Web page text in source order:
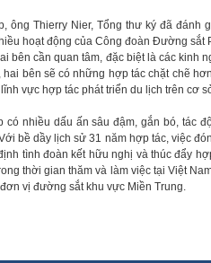
ông Thierry Nier, Tổng thư ký đã đánh
hoạt động của Công đoàn Đường sắt
bên cần quan tâm, đặc biệt là các kinh
bên sẽ có những hợp tác chặt chẽ
vực hợp tác phát triển du lịch trên cơ
có nhiều dấu ấn sâu đậm, gắn bó, tác
bề dầy lịch sử 31 năm hợp tác, việc
tình đoàn kết hữu nghị và thúc đẩy
thời gian thăm và làm việc tại Việt
vị đường sắt khu vực Miền Trung.